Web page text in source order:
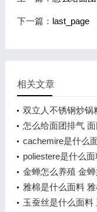
下一篇： last_page
相关文章
双立人不锈钢炒锅
咋办
怎么给面团排气
cachemire是什么
poliestere是什么
金蝉怎么养殖 金
雅棉是什么面料
玉蚕丝是什么面料